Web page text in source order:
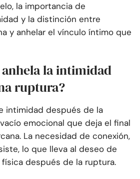
la importancia de
y la distinción entre
y anhelar el vínculo íntimo que
la intimidad
ruptura?
intimidad después de la
emocional que deja el final
La necesidad de conexión,
lo que lleva al deseo de
después de la ruptura.